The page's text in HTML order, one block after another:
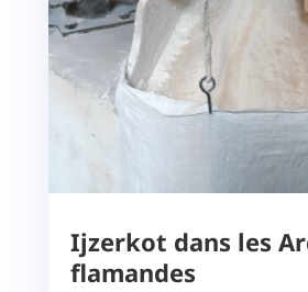
Ijzerkot dans les
flamandes